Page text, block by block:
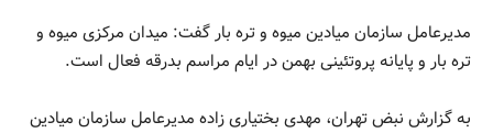
مدیرعامل سازمان میادین میوه و تره بار گفت: میدان مرکزی میوه و
تره بار و پایانه پروتئینی بهمن در ایام مراسم بدرقه فعال است.
به گزارش نبض تهران، مهدی بختیاری زاده مدیرعامل سازمان میادین